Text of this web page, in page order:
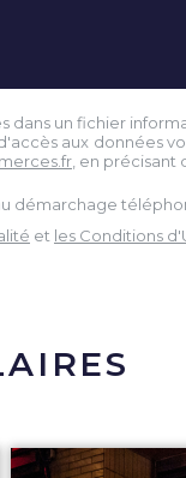
un fichier
aux données
, en
démarchage
et les Conditions